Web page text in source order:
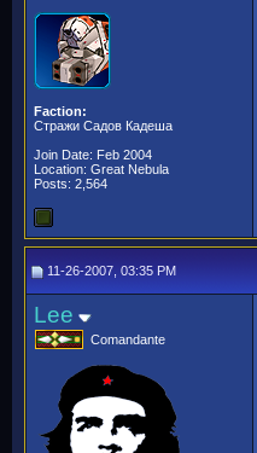
Faction:
Стражи Садов Кадеша
Join Date: Feb 2004
Location: Great Nebula
Posts: 2,564
11-26-2007, 03:35 PM
Lee
Comandante